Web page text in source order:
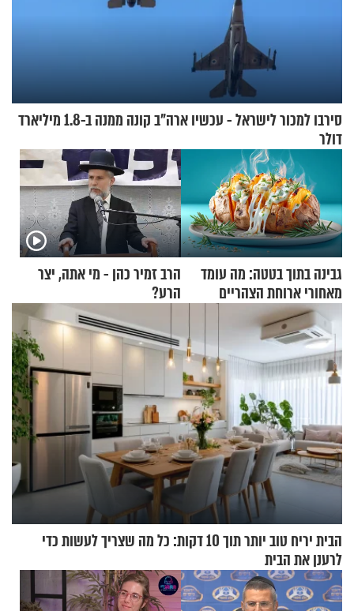
סירבו למכור לישראל - עכשיו ארה"ב קונה ממנה ב-1.8 מיליארד
דולר
גבינה בתוך בטטה: מה עומד
מאחורי ארוחת הצהריים
שכבשה את הרשת?
הרב זמיר כהן - מי אתה, יצר
הרע?
הבית יריח טוב יותר תוך 10 דקות: כל מה שצריך לעשות כדי
לרענן את הבית